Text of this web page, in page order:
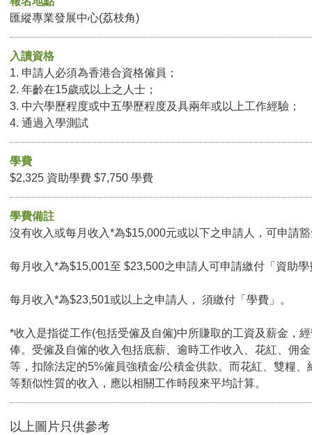
匯縱專業發展中心(荔枝角)
入讀資格
1. 申請人必須為香港合資格僱員；
2. 年齡在15歲或以上之人士；
3. 中六學歷程度或中五學歷程度及具兩年或以上工作經驗；
4. 通過入學測試
學費
$2,325 資助學費 $7,750 學費
學費備註
沒有收入或每月收入*為$15,000元或以下之申請人，可申請
每月收入*為$15,001至 $23,500之申請人可申請繳付「資助學
每月收入*為$23,501或以上之申請人， 須繳付「學費」。
*收入是指從工作(包括受僱及自僱)中所賺取的工資及薪金，
俸。受僱及自僱的收入包括底薪、逾時工作收入、花紅、佣
等，扣除法定的5%僱員強積金/公積金供款。而花紅、雙糧、
等類似性質的收入，應以相關工作時段來平均計算。
以上圖片只供參考